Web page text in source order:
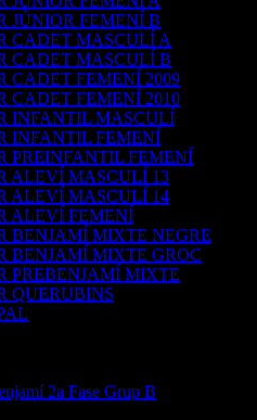
JÚNIOR FEMENÍ B
CADET MASCULÍ A
CADET MASCULÍ B
CADET FEMENÍ 2009
CADET FEMENÍ 2010
INFANTIL MASCULÍ
INFANTIL FEMENÍ
PREINFANTIL FEMENÍ
ALEVÍ MASCULÍ 13
ALEVÍ MASCULÍ 14
ALEVÍ FEMENÍ
BENJAMÍ MIXTE NEGRE
BENJAMÍ MIXTE GROC
PREBENJAMÍ MIXTE
QUERUBINS
2a Fase Grup B